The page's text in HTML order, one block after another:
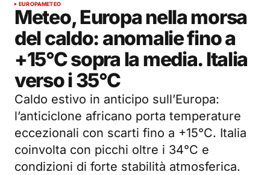
EUROPAMETEO
Meteo, Europa nella morsa
del caldo: anomalie fino a
+15°C sopra la media. Italia
verso i 35°C
Caldo estivo in anticipo sull’Europa:
l’anticiclone africano porta temperature
eccezionali con scarti fino a +15°C. Italia
coinvolta con picchi oltre i 34°C e
condizioni di forte stabilità atmosferica.